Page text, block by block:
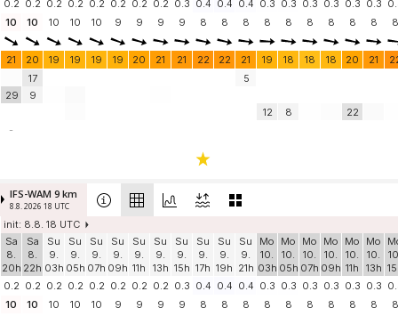
0.2 0.2 0.2 0.2 0.2 0.2 0.2 0.2 0.3 0.4 0.4 0.4 0.3 0.3 0.3 0.3 0.3 0.3
10
10 10 10 10 9 9 9 9 8 8 8 8 8 8 8 8 8 8
21 20 19 19 19 19 20 21 21 22 22 21 19 18 18 18 20 21
29
17
9
5
12 8
22
-
IFS-WAM 9 km
8.8. 2026 18 UTC
init: 8.8. 18 UTC
Sa
8.
20h
Sa
8.
22h
Su
9.
03h
Su
9.
05h
Su
9.
07h
Su
9.
09h
Su
9.
11h
Su
9.
13h
Su
9.
15h
Su
9.
17h
Su
9.
19h
Su
9.
21h
Mo
10.
03h
Mo
10.
05h
Mo
10.
07h
Mo
10.
09h
Mo
10.
11h
Mo
10.
13h
0.2 0.2 0.2 0.2 0.2 0.2 0.2 0.2 0.3 0.4 0.4 0.4 0.3 0.3 0.3 0.3 0.3 0.3
10
10 10 10 10 9 9 9 9 8 8 8 8 8 8 8 8 8 8